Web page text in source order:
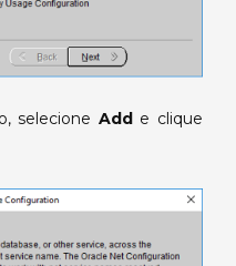
selecione Add e clique